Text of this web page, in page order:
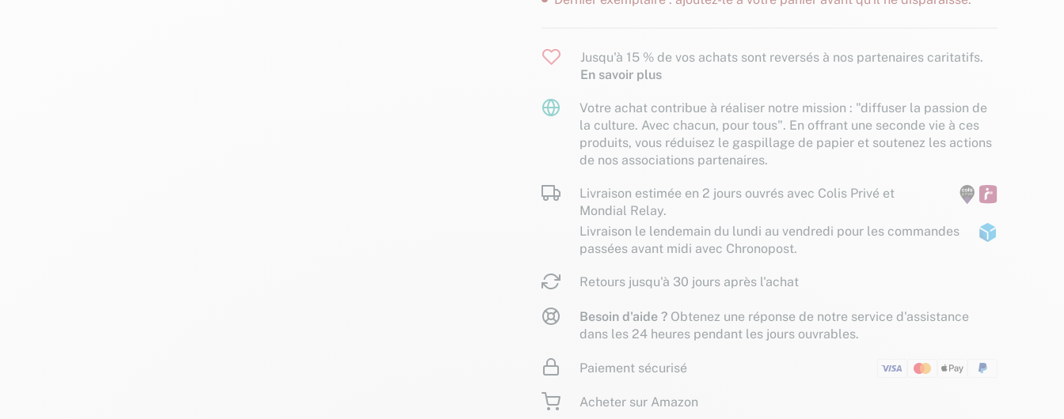
Jusqu'à 15 % de vos achats sont reversés à nos partenaires caritatifs.
En savoir plus
Votre achat contribue à réaliser notre mission : "diffuser la passion de
la culture. Avec chacun, pour tous". En offrant une seconde vie à ces
produits, vous réduisez le gaspillage de papier et soutenez les actions
de nos associations partenaires.
Livraison estimée en 2 jours ouvrés avec Colis Privé et
Mondial Relay.
Livraison le lendemain du lundi au vendredi pour les commandes
passées avant midi avec Chronopost.
Retours jusqu'à 30 jours après l'achat
Besoin d'aide ? Obtenez une réponse de notre service d'assistance
dans les 24 heures pendant les jours ouvrables.
Paiement sécurisé
Acheter sur Amazon